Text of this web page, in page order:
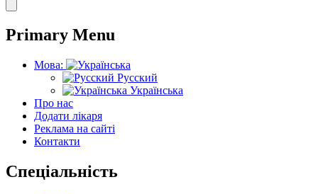
Primary Menu
Мова:
Русский
Українська
Про нас
Додати лікаря
Реклама на сайті
Контакти
Спеціальність